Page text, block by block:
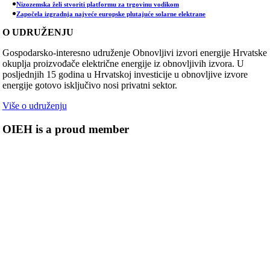
Nizozemska želi stvoriti platformu za trgovinu vodikom
Započela izgradnja najveće europske plutajuće solarne elektrane
O UDRUŽENJU
Gospodarsko-interesno udruženje Obnovljivi izvori energije Hrvatske
okuplja proizvođače električne energije iz obnovljivih izvora. U
posljednjih 15 godina u Hrvatskoj investicije u obnovljive izvore
energije gotovo isključivo nosi privatni sektor.
Više o udruženju
OIEH is a proud member